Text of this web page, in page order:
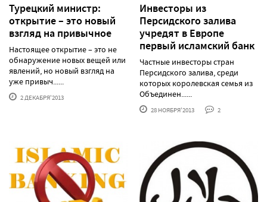
Турецкий министр:
открытие – это новый
взгляд на привычное
Настоящее открытие – это не
обнаружение новых вещей или
явлений, но новый взгляд на
уже привыч......
2 ДЕКАБРЯ'2013
Инвесторы из
Персидского залива
учредят в Европе
первый исламский банк
Частные инвесторы стран
Персидского залива, среди
которых королевская семья из
Объединен......
28 НОЯБРЯ'2013 2